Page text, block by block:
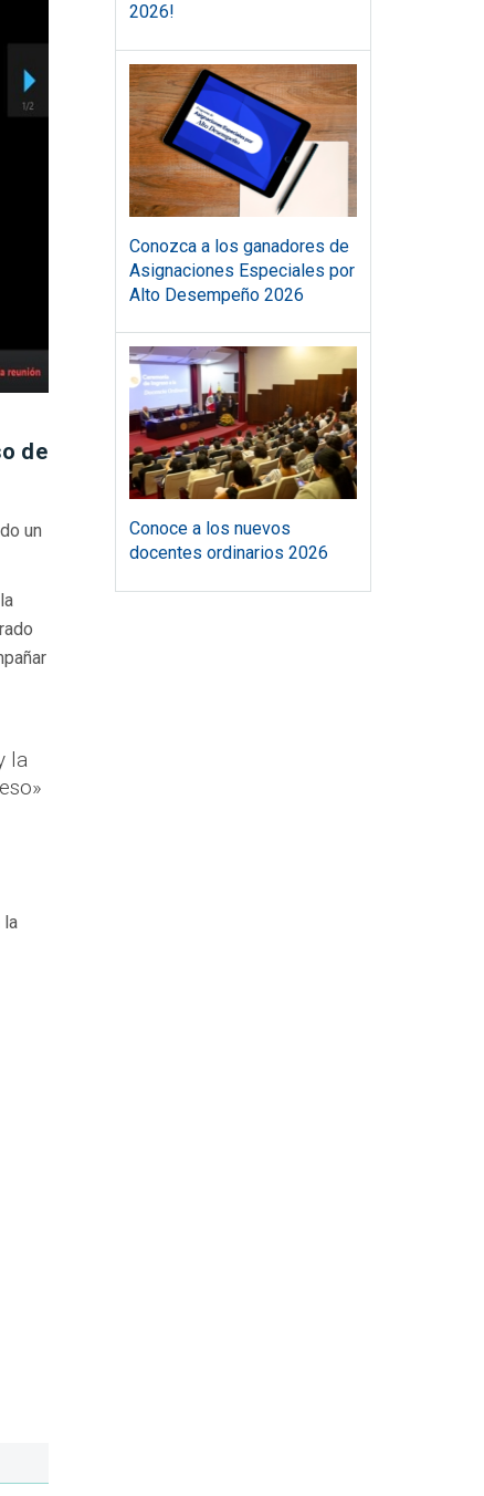
de
un
la
la
2026!
Conozca a los ganadores de
Asignaciones Especiales por
Alto Desempeño 2026
Conoce a los nuevos
docentes ordinarios 2026